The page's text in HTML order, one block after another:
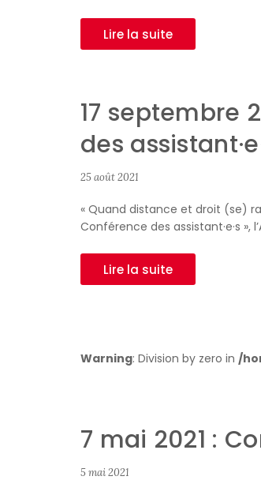
Lire la suite
17 septembre
des
25 août 2021
« Quand distance et droit (se)
Conférence des assistant·e·s
Lire la suite
Warning: Division by zero in /
7 mai 2021 :
5 mai 2021